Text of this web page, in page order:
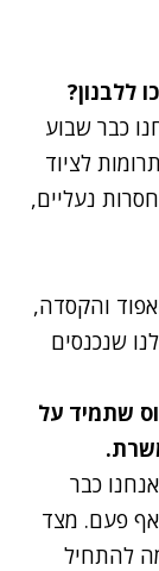
ללבנון?
כבר שבוע
לציוד
נעליים,
והקסדה,
שנכנסים
שתמיד על
כבר
אף פעם. מצד
להתחיל